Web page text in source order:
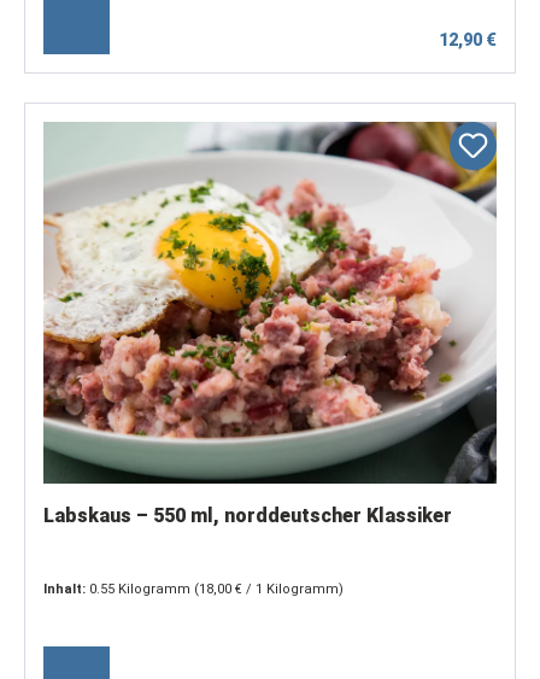
12,90 €
Labskaus – 550 ml, norddeutscher Klassiker
Inhalt: 0.55 Kilogramm (18,00 € / 1 Kilogramm)